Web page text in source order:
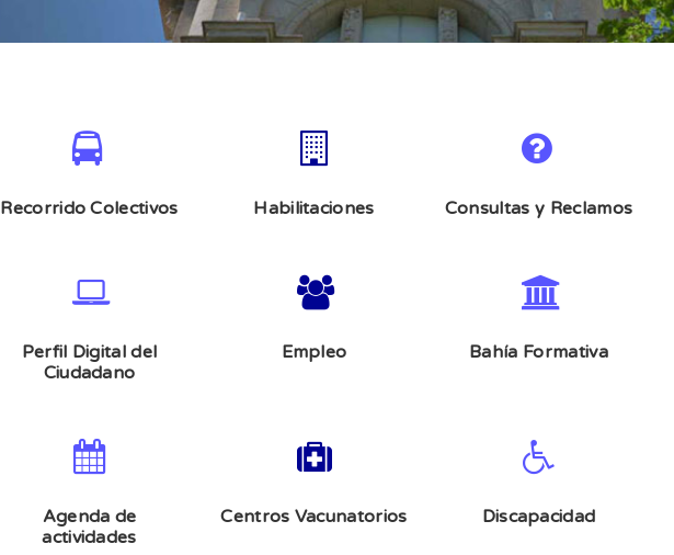
Recorrido Colectivos Habilitaciones Consultas y Reclamos
Perfil Digital del
Ciudadano
Empleo Bahía Formativa
Agenda de
actividades
Centros Vacunatorios Discapacidad